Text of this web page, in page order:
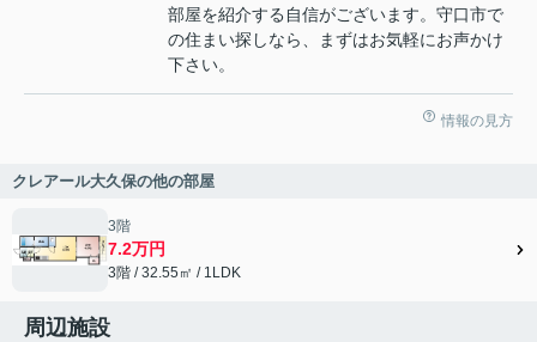
部屋を紹介する自信がございます。守口市で
の住まい探しなら、まずはお気軽にお声かけ
下さい。
情報の見方
クレアール大久保の他の部屋
3階
7.2万円
3階 / 32.55㎡ / 1LDK
周辺施設